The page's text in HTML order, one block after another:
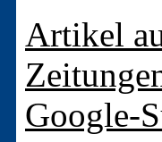
Artikel
Google-